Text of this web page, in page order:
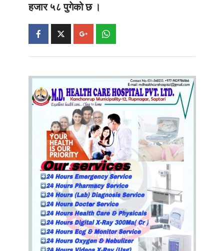
हजार ५८ पुगेको छ ।